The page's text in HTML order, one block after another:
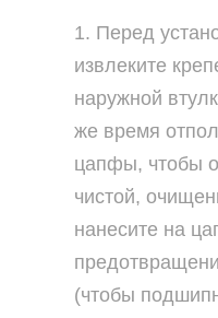
1. Перед
извлеките
наружной
же время
цапфы, чтобы
чистой,
нанесите на
(чтобы